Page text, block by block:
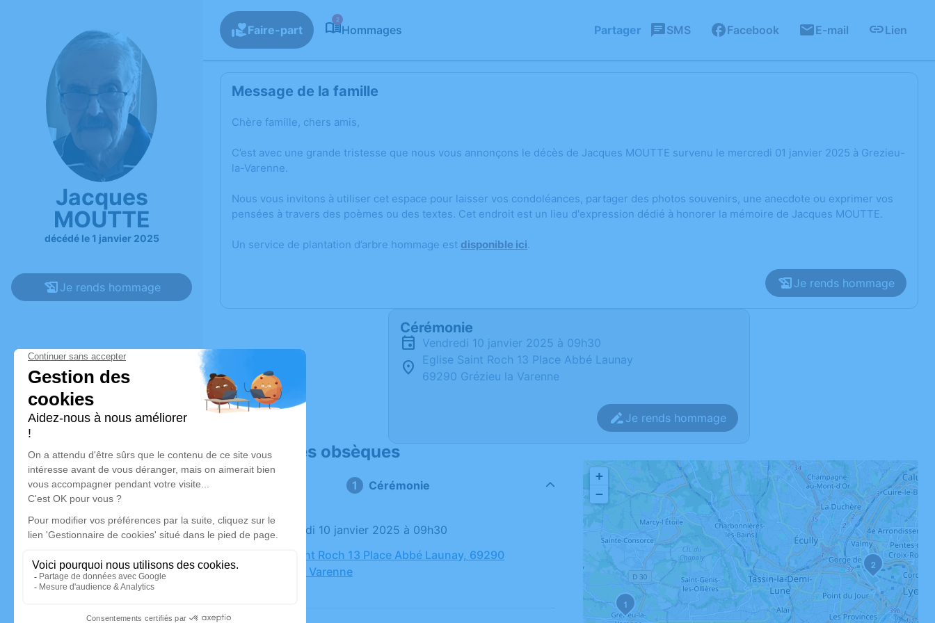
Jacques
MOUTTE
décédé le 1 janvier 2025
Je rends hommage
Faire-part
2
Hommages Partager SMS Facebook E-mail Lien
Message de la famille
Chère famille, chers amis,
C’est avec une grande tristesse que nous vous annonçons le décès de Jacques MOUTTE survenu le mercredi 01 janvier 2025 à Grezieu-
la-Varenne.
Nous vous invitons à utiliser cet espace pour laisser vos condoléances, partager des photos souvenirs, une anecdote ou exprimer vos
pensées à travers des poèmes ou des textes. Cet endroit est un lieu d'expression dédié à honorer la mémoire de Jacques MOUTTE.
Un service de plantation d’arbre hommage est disponible ici.
Je rends hommage
Cérémonie
vendredi 10 janvier 2025 à 09h30
Eglise Saint Roch 13 Place Abbé Launay
69290 Grézieu la Varenne
Je rends hommage
Déroulé des obsèques
Cérémonie
Le vendredi 10 janvier 2025 à 09h30
Eglise Saint Roch 13 Place Abbé Launay, 69290
Grézieu la Varenne
1
2
+
−